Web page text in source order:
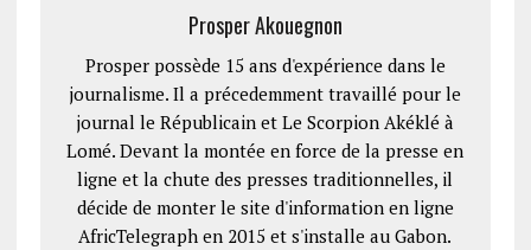
Prosper Akouegnon
Prosper possède 15 ans d'expérience dans le
journalisme. Il a précedemment travaillé pour le
journal le Républicain et Le Scorpion Akéklé à
Lomé. Devant la montée en force de la presse en
ligne et la chute des presses traditionnelles, il
décide de monter le site d'information en ligne
AfricTelegraph en 2015 et s'installe au Gabon.